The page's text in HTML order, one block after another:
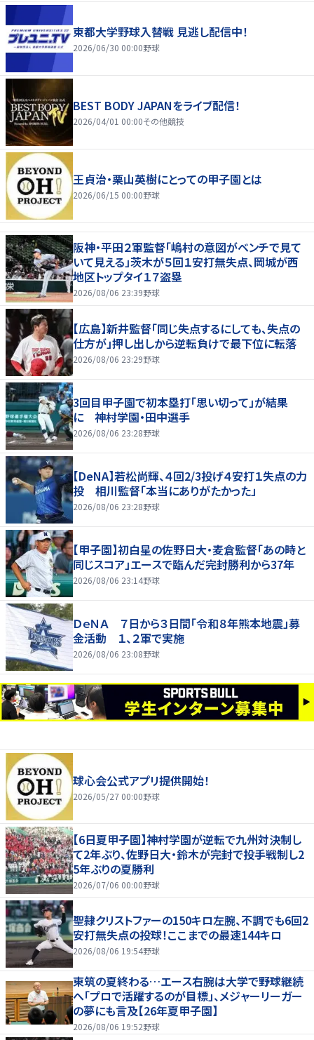
東都大学野球入替戦 見逃し配信中！
2026/06/30 00:00野球
BEST BODY JAPANをライブ配信！
2026/04/01 00:00その他競技
王貞治・栗山英樹にとっての甲子園とは
2026/06/15 00:00野球
阪神・平田２軍監督「嶋村の意図がベンチで見て
いて見える」茨木が５回１安打無失点、岡城が西
地区トップタイ１７盗塁
2026/08/06 23:39野球
【広島】新井監督「同じ失点するにしても、失点の
仕方が」押し出しから逆転負けで最下位に転落
2026/08/06 23:29野球
3回目甲子園で初本塁打「思い切って」が結果
に 神村学園・田中選手
2026/08/06 23:28野球
【DeNA】若松尚輝、４回2/3投げ４安打１失点の力
投 相川監督「本当にありがたかった」
2026/08/06 23:28野球
【甲子園】初白星の佐野日大・麦倉監督「あの時と
同じスコア」エースで臨んだ完封勝利から37年
2026/08/06 23:14野球
ＤｅＮＡ ７日から３日間「令和８年熊本地震」募
金活動 １、２軍で実施
2026/08/06 23:08野球
球心会公式アプリ提供開始！
2026/05/27 00:00野球
【6日夏甲子園】神村学園が逆転で九州対決制し
て2年ぶり、佐野日大・鈴木が完封で投手戦制し2
5年ぶりの夏勝利
2026/07/06 00:00野球
聖隷クリストファーの150キロ左腕、不調でも6回2
安打無失点の投球！ここまでの最速144キロ
2026/08/06 19:54野球
東筑の夏終わる…エース右腕は大学で野球継続
へ「プロで活躍するのが目標」、メジャーリーガー
の夢にも言及【26年夏甲子園】
2026/08/06 19:52野球